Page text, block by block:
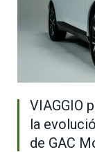
VIAGGIO
la
de GAC